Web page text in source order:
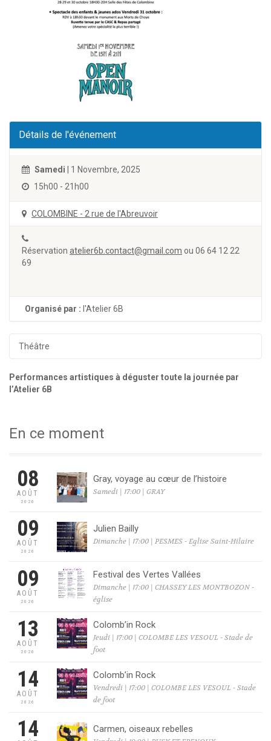
Détails de l'événement
Samedi | 1 Novembre, 2025
15h00 - 21h00
COLOMBINE - 2 rue de l'Abreuvoir
Réservation atelier6b.contact@gmail.com ou 06 64 12 22
69
Organisé par : l'Atelier 6B
Théâtre
Performances artistiques à déguster toute la journée par
l’Atelier 6B
En ce moment
08
AOÛT
2026
Gray, voyage au cœur de l’histoire
Samedi | 17:00 | GRAY
09
AOÛT
2026
Julien Bailly
Dimanche | 17:00 | PESMES - Eglise Saint-Hilaire
09
AOÛT
2026
Festival des Vertes Vallées
Dimanche | 17:00 | CHASSEY LES MONTBOZON -
église
13
AOÛT
2026
Colomb’in Rock
Jeudi | 17:00 | COLOMBE LES VESOUL - Stade de
foot
14
AOÛT
2026
Colomb’in Rock
Vendredi | 17:00 | COLOMBE LES VESOUL - Stade
de foot
14 Carmen, oiseaux rebelles